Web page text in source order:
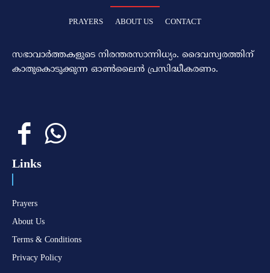
PRAYERS ABOUT US CONTACT
സഭാവാര്‍ത്തകളുടെ നിരന്തരസാന്നിധ്യം. ദൈവസ്വരത്തിന്‌
കാതുകൊടുക്കുന്ന ഓണ്‍ലൈന്‍ പ്രസിദ്ധീകരണം.
Links
Prayers
About Us
Terms & Conditions
Privacy Policy